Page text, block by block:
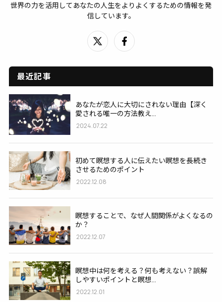
世界の力を活用してあなたの人生をよりよくするための情報を発
信しています。
最近記事
あなたが恋人に大切にされない理由【深く
愛される唯一の方法教え...
2024.07.22
初めて瞑想する人に伝えたい瞑想を長続き
させるためのポイント
2022.12.08
瞑想することで、なぜ人間関係がよくなるの
か？
2022.12.07
瞑想中は何を考える？何も考えない？誤解
しやすいポイントと瞑想...
2022.12.01